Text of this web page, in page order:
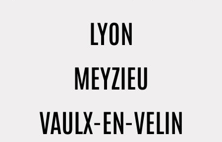
LYON
MEYZIEU
VAULX-EN-VELIN